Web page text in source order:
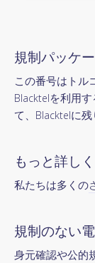
規制パッケ
この番号はトル
Blacktelを利用
て、Blacktelに残
もっと詳しく
私たちは多くの
規制のない
身元確認や公的